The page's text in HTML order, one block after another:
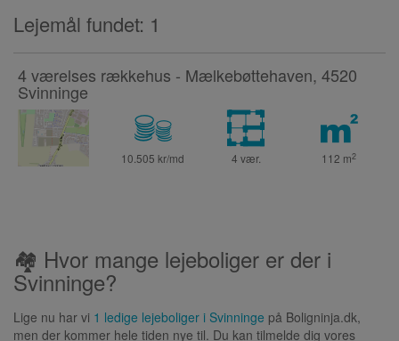
Lejemål fundet: 1
4 værelses rækkehus - Mælkebøttehaven, 4520
Svinninge
10.505 kr/md 4 vær. 112 m2
🏘 Hvor mange lejeboliger er der i
Svinninge?
Lige nu har vi 1 ledige lejeboliger i Svinninge på Boligninja.dk,
men der kommer hele tiden nye til. Du kan tilmelde dig vores